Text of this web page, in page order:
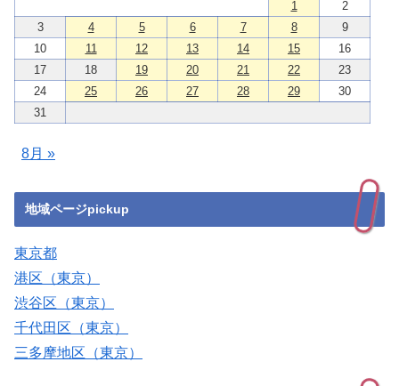
1
2
3
4 5 6 7 8
9
10
11 12 13 14 15
16
17
18 19 20 21 22
23
24
25 26 27 28 29
30
31
8月 »
地域ページpickup
東京都
港区（東京）
渋谷区（東京）
千代田区（東京）
三多摩地区（東京）